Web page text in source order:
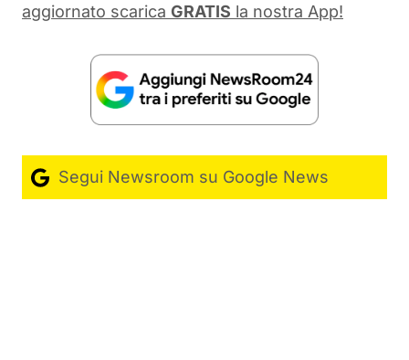
aggiornato scarica GRATIS la nostra App!
Segui Newsroom su Google News